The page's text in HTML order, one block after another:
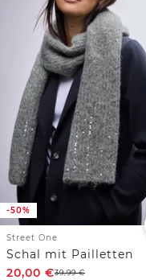
-50%
Street One
Schal mit Pailletten
20,00 €39,99€